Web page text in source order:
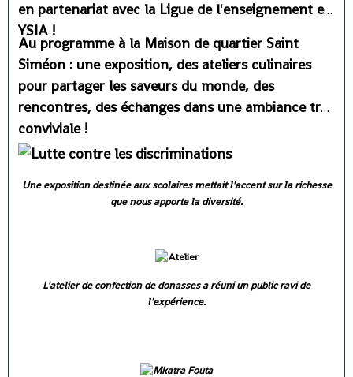
en partenariat avec la Ligue de l'enseignement et
YSIA !
Au programme à la Maison de quartier Saint
Siméon : une exposition, des ateliers culinaires
pour partager les saveurs du monde, des
rencontres, des échanges dans une ambiance très
conviviale !
Une exposition destinée aux scolaires mettait l'accent sur la richesse
que nous apporte la diversité.
L'atelier de confection de donasses a réuni un public ravi de
l'expérience.